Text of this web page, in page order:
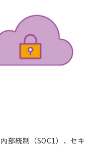
部統制（SOC1）、セキ